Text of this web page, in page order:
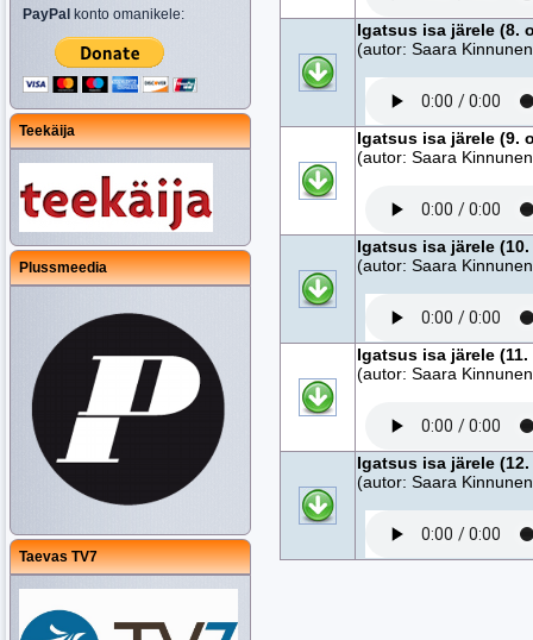
PayPal konto omanikele:
Teekäija
Plussmeedia
Taevas TV7
Igatsus isa järele (8.
(autor: Saara
Igatsus isa järele (9.
(autor: Saara
Igatsus isa järele
(autor: Saara
Igatsus isa järele (11.
(autor: Saara
Igatsus isa järele
(autor: Saara